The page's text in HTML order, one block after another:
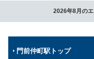
2026年8月の
門前仲町駅トップ